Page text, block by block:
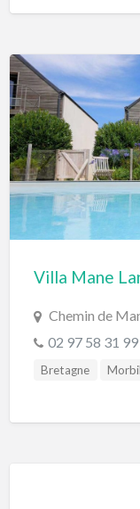
Chemin de
02 97 58 31 99
Bretagne